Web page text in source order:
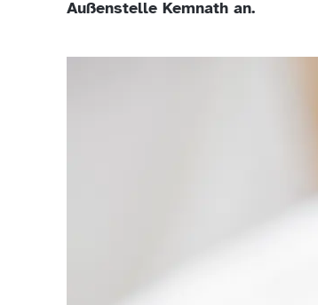
Außenstelle Kemnath an.